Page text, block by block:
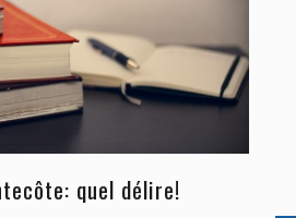
quel délire!